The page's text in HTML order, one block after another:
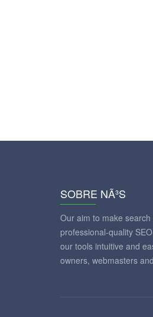
SOBRE NÃ³S
Our aim to make
professional-quality
our tools intuitive and
owners, webmasters